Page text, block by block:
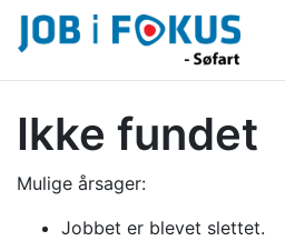
Ikke fundet
Mulige årsager:
Jobbet er blevet slettet.